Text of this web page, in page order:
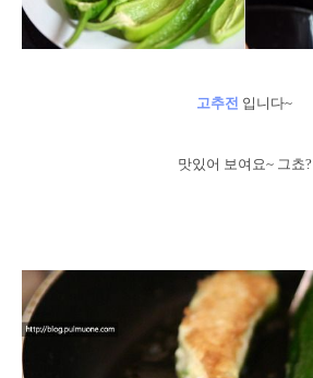
고추전 입니다~
맛있어 보여요~ 그쵸?